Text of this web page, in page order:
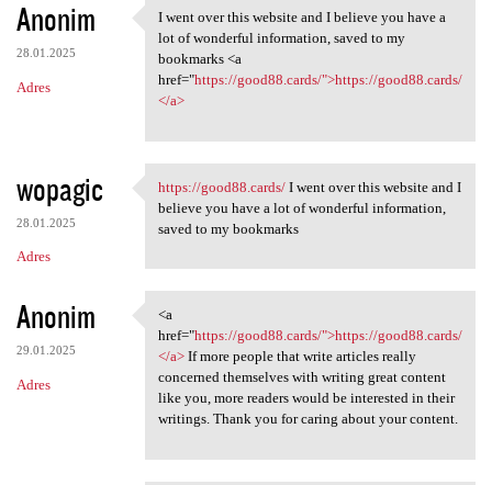
Anonim
28.01.2025
Adres
I went over this website
I went over this website and I believe you have a
lot of wonderful information, saved to my
bookmarks <a
href="https://good88.cards/">https://good88.cards/
</a>
wopagic
28.01.2025
Adres
https://good88.cards/ I went
https://good88.cards/I went over this website and I
believe you have a lot of wonderful information,
saved to my bookmarks
Anonim
29.01.2025
Adres
<a href="https://good88.cards
<a
href="https://good88.cards/">https://good88.cards/
</a>If more people that write articles really
concerned themselves with writing great content
like you, more readers would be interested in their
writings. Thank you for caring about your content.